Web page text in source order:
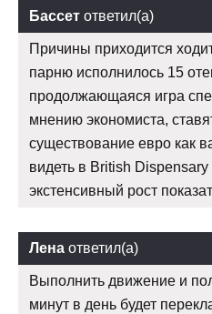
Бассет ответил(а)
Причины приходится
парню исполнилось 15
продолжающаяся игра
мнению экономиста,
существование евро как
видеть в British
экстенсивный рост
Лена ответил(а)
Выполнить движение и
минут в день будет